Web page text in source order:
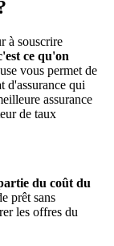
à souscrire
ce qu'on
vous permet de
d'assurance qui
assurance
de taux
du coût du
prêt sans
les offres du